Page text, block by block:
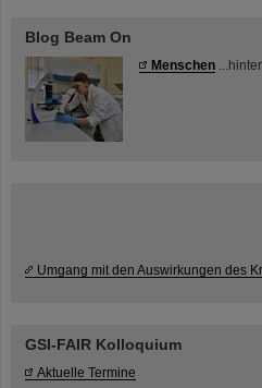
Blog Beam On
Menschen
Umgang mit den Auswirkungen des
GSI-FAIR Kolloquium
Aktuelle Termine